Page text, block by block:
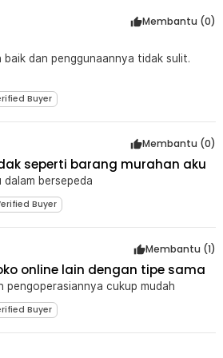
Membantu (0)
baik dan penggunaannya tidak sulit.
Buyer
Membantu (0)
seperti barang murahan aku
bersepeda
Buyer
Membantu (1)
online lain dengan tipe sama
pengoperasiannya cukup mudah
Buyer